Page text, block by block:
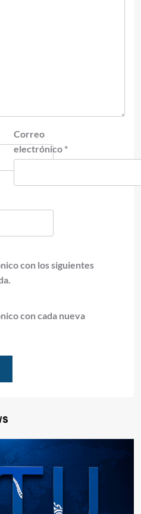
Correo
electrónico *
con los siguientes
con cada nueva